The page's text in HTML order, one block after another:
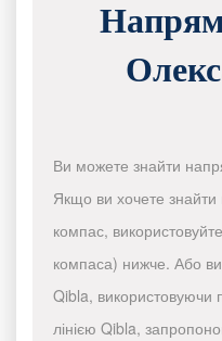
Ви можете знайти
Якщо ви хочете
компас,
компаса) нижче. Або
Qibla,
лінією Qibla,